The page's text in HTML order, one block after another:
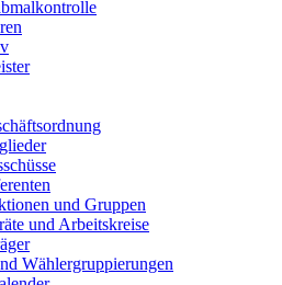
und Gruppen
und Arbeitskreise
Wählergruppierungen